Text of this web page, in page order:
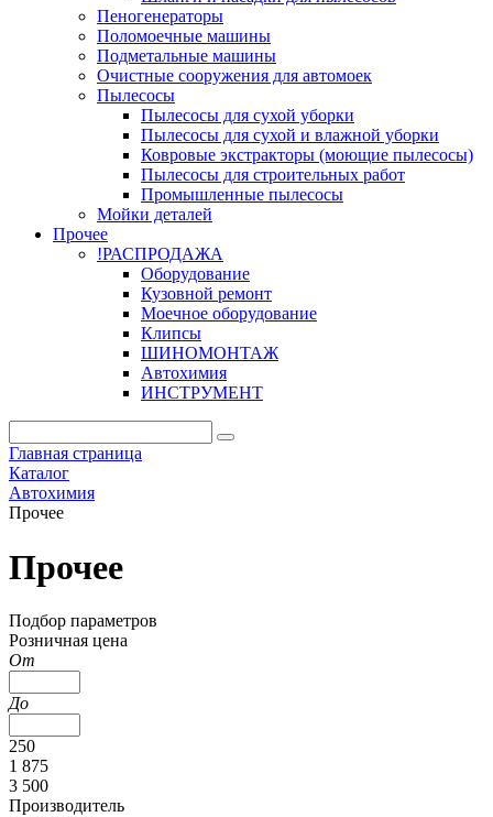
Пеногенераторы
Поломоечные машины
Подметальные машины
Очистные сооружения для автомоек
Пылесосы
Пылесосы для сухой уборки
Пылесосы для сухой и влажной уборки
Ковровые экстракторы (моющие пылесосы)
Пылесосы для строительных работ
Промышленные пылесосы
Мойки деталей
Прочее
!РАСПРОДАЖА
Оборудование
Кузовной ремонт
Моечное оборудование
Клипсы
ШИНОМОНТАЖ
Автохимия
ИНСТРУМЕНТ
Главная страница
Каталог
Автохимия
Прочее
Прочее
Подбор параметров
Розничная цена
От
До
250
1 875
3 500
Производитель